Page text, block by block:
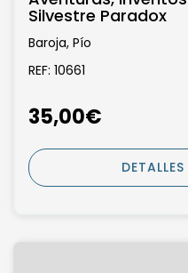
Silvestre Paradox
Baroja, Pío
REF: 10661
35,00€
DETALLES